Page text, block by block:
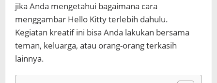
jika Anda mengetahui bagaimana cara
menggambar Hello Kittyterlebih dahulu.
Kegiatan kreatif ini bisa Anda lakukan bersama
teman, keluarga, atau orang-orang terkasih
lainnya.